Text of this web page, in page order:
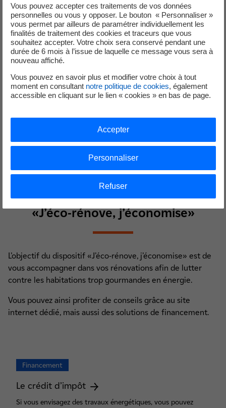
Aides
Climatisation
Jusqu’à 350 € d’économies pour l’achat d’un climatiseur
A+++.
Aides
Isolation
Nous subventionnons jusqu’à 100 % de vos travaux
d'isolation.
Profitez du dispositif de l’Etat
«J’éco-rénove, j’économise»
L’objectif du dispositif «J’éco-rénove, j’économise» est de
vous accompagner dans vos rénovations afin de lutter
contre les habitations trop gourmandes en énergie.
Vous pouvez ainsi profiter de conseils grâce au site
internet dédié, mais aussi des solutions de financement.
Financement
Le crédit d’impôt
Si vous envisagez des travaux énergétiques, vous pouvez
Vous pouvez accepter ces traitements de vos données
personnelles ou vous y opposer. Le bouton « Personnaliser »
vous permet par ailleurs de paramétrer individuellement les
finalités de traitement des cookies et traceurs que vous
souhaitez accepter. Votre choix sera conservé pendant une
durée de 6 mois à l’issue de laquelle ce message vous sera à
nouveau affiché.
Vous pouvez en savoir plus et modifier votre choix à tout
moment en consultant notre politique de cookies, également
accessible en cliquant sur le lien « cookies » en bas de page.
Refuser
Personnaliser
Accepter